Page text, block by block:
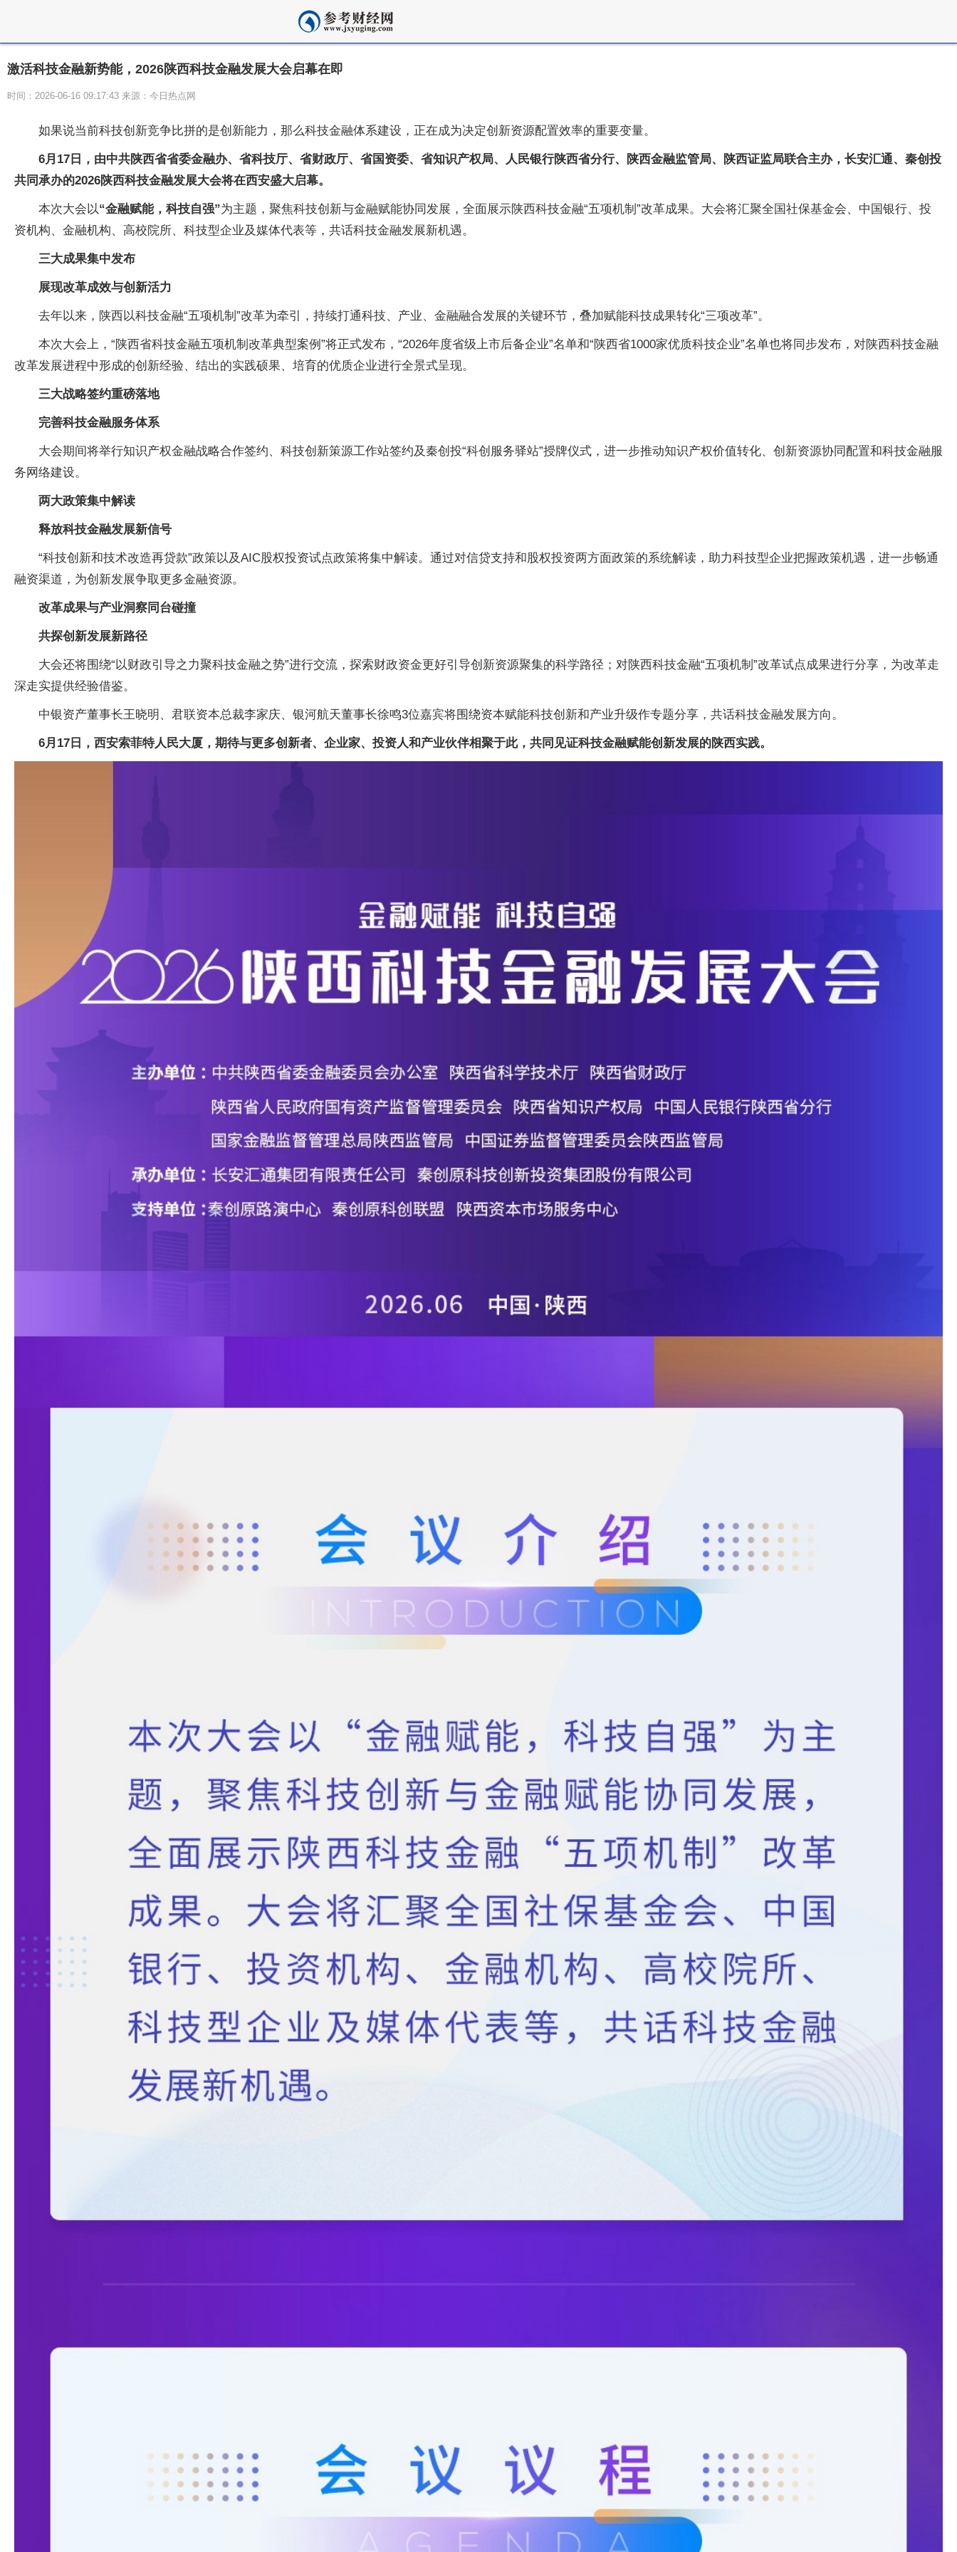
激活科技金融新势能，2026陕西科技金融发展大会启幕在即
时间：2026-06-16 09:17:43 来源：今日热点网
如果说当前科技创新竞争比拼的是创新能力，那么科技金融体系建设，正在成为决定创新资源配置效率的重要变量。
6月17日，由中共陕西省省委金融办、省科技厅、省财政厅、省国资委、省知识产权局、人民银行陕西省分行、陕西金融监管局、陕西证监局联合主办，长安汇通、秦创投
共同承办的2026陕西科技金融发展大会将在西安盛大启幕。
本次大会以“金融赋能，科技自强”为主题，聚焦科技创新与金融赋能协同发展，全面展示陕西科技金融“五项机制”改革成果。大会将汇聚全国社保基金会、中国银行、投
资机构、金融机构、高校院所、科技型企业及媒体代表等，共话科技金融发展新机遇。
三大成果集中发布
展现改革成效与创新活力
去年以来，陕西以科技金融“五项机制”改革为牵引，持续打通科技、产业、金融融合发展的关键环节，叠加赋能科技成果转化“三项改革”。
本次大会上，“陕西省科技金融五项机制改革典型案例”将正式发布，“2026年度省级上市后备企业”名单和“陕西省1000家优质科技企业”名单也将同步发布，对陕西科技金融
改革发展进程中形成的创新经验、结出的实践硕果、培育的优质企业进行全景式呈现。
三大战略签约重磅落地
完善科技金融服务体系
大会期间将举行知识产权金融战略合作签约、科技创新策源工作站签约及秦创投“科创服务驿站”授牌仪式，进一步推动知识产权价值转化、创新资源协同配置和科技金融服
务网络建设。
两大政策集中解读
释放科技金融发展新信号
“科技创新和技术改造再贷款”政策以及AIC股权投资试点政策将集中解读。通过对信贷支持和股权投资两方面政策的系统解读，助力科技型企业把握政策机遇，进一步畅通
融资渠道，为创新发展争取更多金融资源。
改革成果与产业洞察同台碰撞
共探创新发展新路径
大会还将围绕“以财政引导之力聚科技金融之势”进行交流，探索财政资金更好引导创新资源聚集的科学路径；对陕西科技金融“五项机制”改革试点成果进行分享，为改革走
深走实提供经验借鉴。
中银资产董事长王晓明、君联资本总裁李家庆、银河航天董事长徐鸣3位嘉宾将围绕资本赋能科技创新和产业升级作专题分享，共话科技金融发展方向。
6月17日，西安索菲特人民大厦，期待与更多创新者、企业家、投资人和产业伙伴相聚于此，共同见证科技金融赋能创新发展的陕西实践。